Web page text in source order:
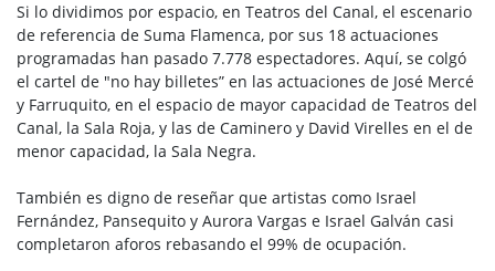
Si lo dividimos por espacio, en Teatros del Canal, el escenario
de referencia de Suma Flamenca, por sus 18 actuaciones
programadas han pasado 7.778 espectadores. Aquí, se colgó
el cartel de "no hay billetes” en las actuaciones de José Mercé
y Farruquito, en el espacio de mayor capacidad de Teatros del
Canal, la Sala Roja, y las de Caminero y David Virelles en el de
menor capacidad, la Sala Negra.
También es digno de reseñar que artistas como Israel
Fernández, Pansequito y Aurora Vargas e Israel Galván casi
completaron aforos rebasando el 99% de ocupación.